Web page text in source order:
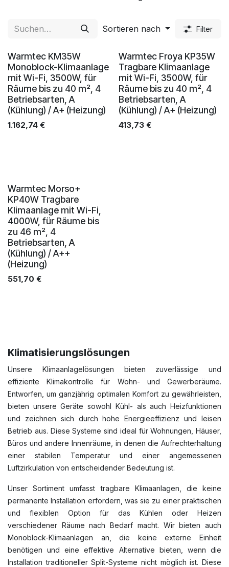
Sortieren nach Filter
Neu!
Warmtec KM35W
Monoblock-Klimaanlage
mit Wi-Fi, 3500W, für
Räume bis zu 40 m², 4
Betriebsarten, A
(Kühlung) / A+ (Heizung)
1.162,74 €
Neu!
Warmtec Froya KP35W
Tragbare Klimaanlage
mit Wi-Fi, 3500W, für
Räume bis zu 40 m², 4
Betriebsarten, A
(Kühlung) / A+ (Heizung)
413,73€
Neu!
Warmtec Morso+
KP40W Tragbare
Klimaanlage mit Wi-Fi,
4000W, für Räume bis
zu 46 m², 4
Betriebsarten, A
(Kühlung) / A++
(Heizung)
551,70 €
Klimatisierungslösungen
Unsere Klimaanlagelösungen bieten zuverlässige und
effiziente Klimakontrolle für Wohn- und Gewerberäume.
Entworfen, um ganzjährig optimalen Komfort zu gewährleisten,
bieten unsere Geräte sowohl Kühl- als auch Heizfunktionen
und zeichnen sich durch hohe Energieeffizienz und leisen
Betrieb aus. Diese Systeme sind ideal für Wohnungen, Häuser,
Büros und andere Innenräume, in denen die Aufrechterhaltung
einer stabilen Temperatur und einer angemessenen
Luftzirkulation von entscheidender Bedeutung ist.
Unser Sortiment umfasst tragbare Klimaanlagen, die keine
permanente Installation erfordern, was sie zu einer praktischen
und flexiblen Option für das Kühlen oder Heizen
verschiedener Räume nach Bedarf macht. Wir bieten auch
Monoblock-Klimaanlagen an, die keine externe Einheit
benötigen und eine effektive Alternative bieten, wenn die
Installation traditioneller Split-Systeme nicht möglich ist. Diese